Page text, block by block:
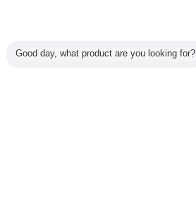
Good day, what product are you looking for?